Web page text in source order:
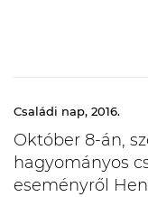
Családi nap, 2016.
Október 8-án,
hagyományos
eseményről